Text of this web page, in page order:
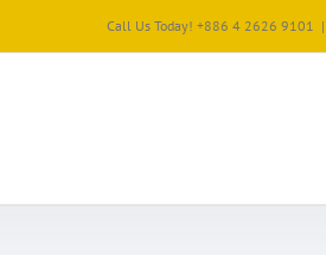
Call Us Today! +886 4 2626 9101 |